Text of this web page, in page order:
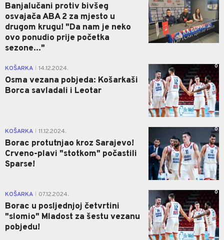
Banjalučani protiv bivšeg
osvajača ABA 2 za mjesto u
drugom krugu! "Da nam je neko
ovo ponudio prije početka
sezone..."
KOŠARKA 14.12.2024.
Osma vezana pobjeda: Košarkaši
Borca savladali i Leotar
0
KOŠARKA 11.12.2024.
Borac protutnjao kroz Sarajevo!
Crveno-plavi "stotkom" počastili
Sparse!
0
KOŠARKA 07.12.2024.
Borac u posljednjoj četvrtini
"slomio" Mladost za šestu vezanu
pobjedu!
0